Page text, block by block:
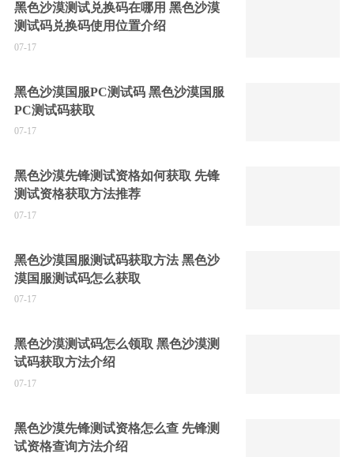
黑色沙漠测试兑换码在哪用 黑色沙漠
测试码兑换码使用位置介绍
07-17
黑色沙漠国服PC测试码 黑色沙漠国服
PC测试码获取
07-17
黑色沙漠先锋测试资格如何获取 先锋
测试资格获取方法推荐
07-17
黑色沙漠国服测试码获取方法 黑色沙
漠国服测试码怎么获取
07-17
黑色沙漠测试码怎么领取 黑色沙漠测
试码获取方法介绍
07-17
黑色沙漠先锋测试资格怎么查 先锋测
试资格查询方法介绍